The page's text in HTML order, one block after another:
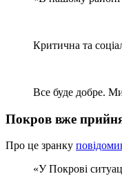
Критична та
Все буде добре.
Покров вже
Про це зранку
«У Покрові